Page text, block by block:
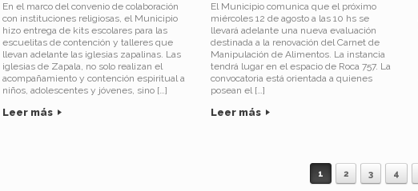
En el marco del convenio de colaboración
con instituciones religiosas, el Municipio
hizo entrega de kits escolares para las
escuelitas de contención y talleres que
llevan adelante las iglesias zapalinas. Las
iglesias de Zapala, no solo realizan el
acompañamiento y contención espiritual a
niños, adolescentes y jóvenes, sino […]
Leer más
El Municipio comunica que el próximo
miércoles 12 de agosto a las 10 hs se
llevará adelante una nueva evaluación
destinada a la renovación del Carnet de
Manipulación de Alimentos. La instancia
tendrá lugar en el espacio de Roca 757. La
convocatoria está orientada a quienes
posean el […]
Leer más
1 2 3 4